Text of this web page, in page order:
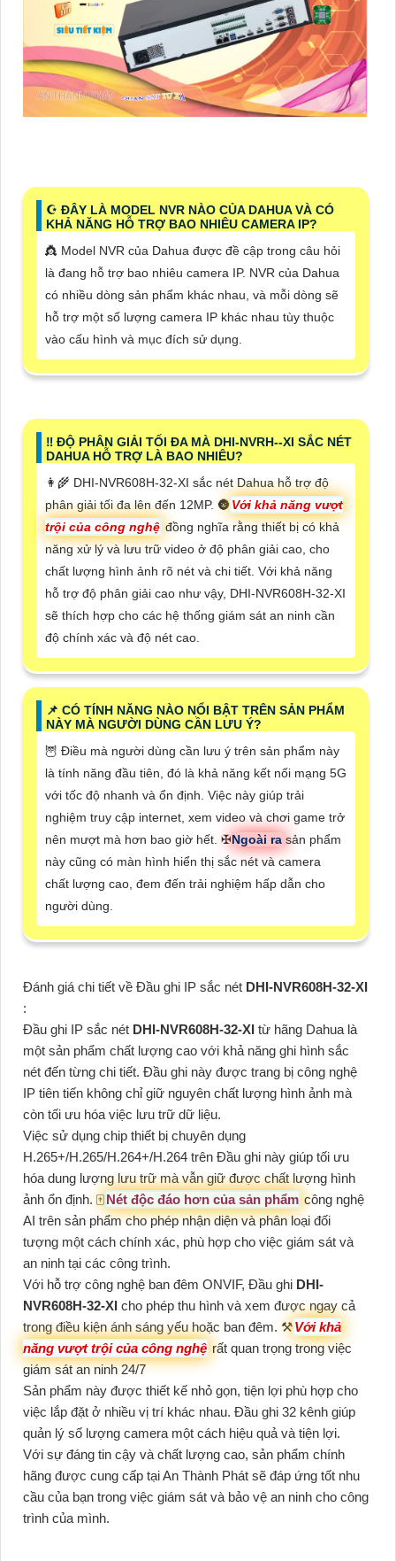
☪ ĐÂY LÀ MODEL NVR NÀO CỦA DAHUA VÀ CÓ
KHẢ NĂNG HỖ TRỢ BAO NHIÊU CAMERA IP?
👸 Model NVR của Dahua được đề cập trong câu hỏi
là đang hỗ trợ bao nhiêu camera IP. NVR của Dahua
có nhiều dòng sản phẩm khác nhau, và mỗi dòng sẽ
hỗ trợ một số lượng camera IP khác nhau tùy thuộc
vào cấu hình và mục đích sử dụng.
‼️ ĐỘ PHÂN GIẢI TỐI ĐA MÀ DHI-NVRH--XI SẮC NÉT
DAHUA HỖ TRỢ LÀ BAO NHIÊU?
👩‍🌾 DHI-NVR608H-32-XI sắc nét Dahua hỗ trợ độ
phân giải tối đa lên đến 12MP. 🌚Với khả năng vượt
trội của công nghệ đồng nghĩa rằng thiết bị có khả
năng xử lý và lưu trữ video ở độ phân giải cao, cho
chất lượng hình ảnh rõ nét và chi tiết. Với khả năng
hỗ trợ độ phân giải cao như vậy, DHI-NVR608H-32-XI
sẽ thích hợp cho các hệ thống giám sát an ninh cần
độ chính xác và độ nét cao.
📌 CÓ TÍNH NĂNG NÀO NỔI BẬT TRÊN SẢN PHẨM
NÀY MÀ NGƯỜI DÙNG CẦN LƯU Ý?
🦉 Điều mà người dùng cần lưu ý trên sản phẩm này
là tính năng đầu tiên, đó là khả năng kết nối mạng 5G
với tốc độ nhanh và ổn định. Việc này giúp trải
nghiệm truy cập internet, xem video và chơi game trở
nên mượt mà hơn bao giờ hết. ✠Ngoài ra sản phẩm
này cũng có màn hình hiển thị sắc nét và camera
chất lượng cao, đem đến trải nghiệm hấp dẫn cho
người dùng.
Đánh giá chi tiết về Đầu ghi IP sắc nét DHI-NVR608H-32-XI
:
Đầu ghi IP sắc nét DHI-NVR608H-32-XI từ hãng Dahua là
một sản phẩm chất lượng cao với khả năng ghi hình sắc
nét đến từng chi tiết. Đầu ghi này được trang bị công nghệ
IP tiên tiến không chỉ giữ nguyên chất lượng hình ảnh mà
còn tối ưu hóa việc lưu trữ dữ liệu.
Việc sử dụng chip thiết bị chuyên dụng
H.265+/H.265/H.264+/H.264 trên Đầu ghi này giúp tối ưu
hóa dung lượng lưu trữ mà vẫn giữ được chất lượng hình
ảnh ổn định. 🀄Nét độc đáo hơn của sản phẩm công nghệ
AI trên sản phẩm cho phép nhận diện và phân loại đối
tượng một cách chính xác, phù hợp cho việc giám sát và
an ninh tại các công trình.
Với hỗ trợ công nghệ ban đêm ONVIF, Đầu ghi DHI-
NVR608H-32-XI cho phép thu hình và xem được ngay cả
trong điều kiện ánh sáng yếu hoặc ban đêm. ⚒Với khả
năng vượt trội của công nghệ rất quan trọng trong việc
giám sát an ninh 24/7
Sản phẩm này được thiết kế nhỏ gọn, tiện lợi phù hợp cho
việc lắp đặt ở nhiều vị trí khác nhau. Đầu ghi 32 kênh giúp
quản lý số lượng camera một cách hiệu quả và tiện lợi.
Với sự đáng tin cậy và chất lượng cao, sản phẩm chính
hãng được cung cấp tại An Thành Phát sẽ đáp ứng tốt nhu
cầu của bạn trong việc giám sát và bảo vệ an ninh cho công
trình của mình.